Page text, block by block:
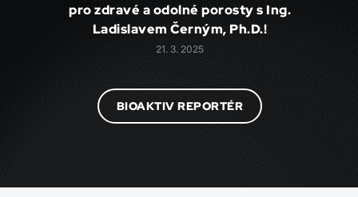
pro zdravé a odolné porosty s Ing.
Ladislavem Černým, Ph.D.!
21. 3. 2025
BIOAKTIV REPORTÉR